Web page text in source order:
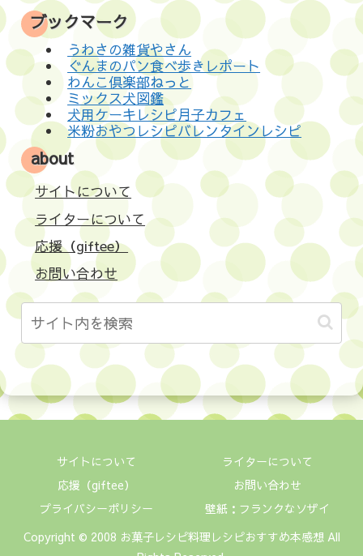
ブックマーク
うわさの雑貨やさん
ぐんまのパン食べ歩きレポート
わんこ倶楽部ねっと
ミックス犬図鑑
犬用ケーキレシピ月子カフェ
米粉おやつレシピバレンタインレシピ
about
サイトについて
ライターについて
応援（giftee）
お問い合わせ
サイトについて
ライターについて
応援（giftee）
お問い合わせ
プライバシーポリシー
壁紙：フランクなソザイ
Copyright © 2008 お菓子レシピ料理レシピおすすめ本感想 All